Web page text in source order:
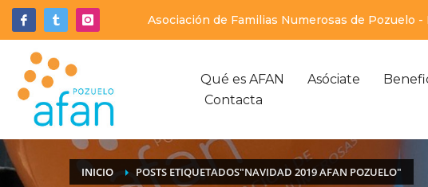
Asociación de Familias Numerosas de Pozuelo
Qué es AFAN Asóciate
Contacta
INICIO POSTS ETIQUETADOS"NAVIDAD 2019 AFAN POZUELO"